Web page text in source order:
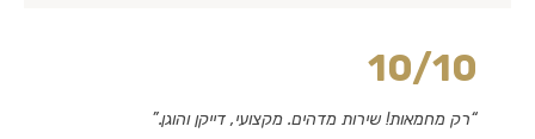
10/10
“רק מחמאות! שירות מדהים. מקצועי, דייקן והוגן.”